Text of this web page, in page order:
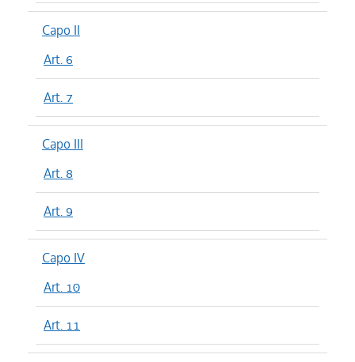
Capo II
Art. 6
Art. 7
Capo III
Art. 8
Art. 9
Capo IV
Art. 10
Art. 11